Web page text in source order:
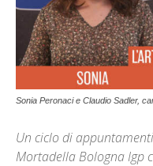
Sonia Peronaci e Claudio Sadler,
Un ciclo di
Mortadella Bologna Igp